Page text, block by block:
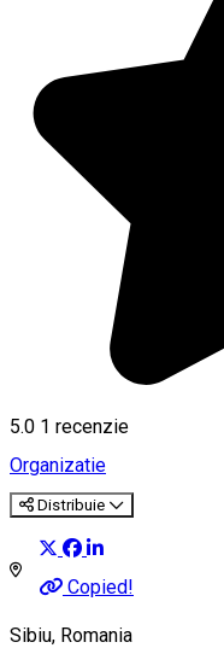
5.0 1 recenzie
Organizatie
Distribuie
Copied!
Sibiu, Romania